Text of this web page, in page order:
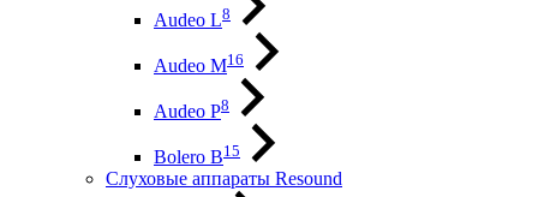
Audeo L8
Audeo М16
Audeo P8
Bolero B15
Слуховые аппараты Resound